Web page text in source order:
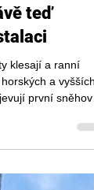
teď
klesají a ranní
a vyšších
první sněhové
sněhových
samotnou